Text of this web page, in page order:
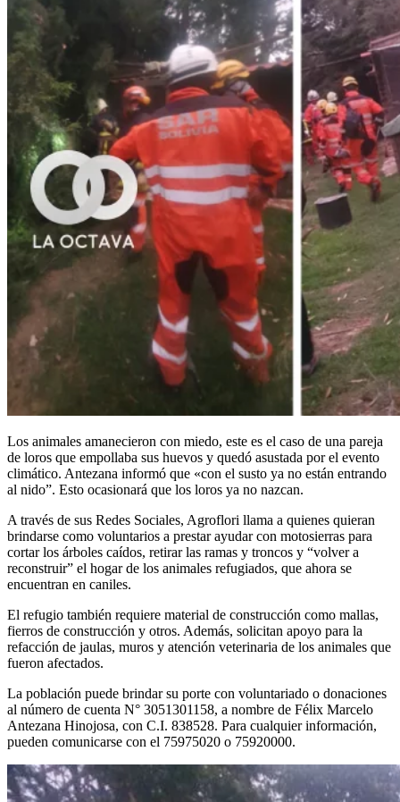
Los animales amanecieron con miedo, este es el caso de una pareja
de loros que empollaba sus huevos y quedó asustada por el evento
climático. Antezana informó que «con el susto ya no están entrando
al nido”. Esto ocasionará que los loros ya no nazcan.
A través de sus Redes Sociales, Agroflori llama a quienes quieran
brindarse como voluntarios a prestar ayudar con motosierras para
cortar los árboles caídos, retirar las ramas y troncos y “volver a
reconstruir” el hogar de los animales refugiados, que ahora se
encuentran en caniles.
El refugio también requiere material de construcción como mallas,
fierros de construcción y otros. Además, solicitan apoyo para la
refacción de jaulas, muros y atención veterinaria de los animales que
fueron afectados.
La población puede brindar su porte con voluntariado o donaciones
al número de cuenta N° 3051301158, a nombre de Félix Marcelo
Antezana Hinojosa, con C.I. 838528. Para cualquier información,
pueden comunicarse con el 75975020 o 75920000.